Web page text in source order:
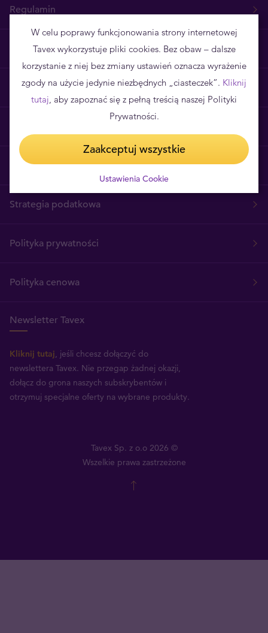
Regulamin
Realizacja zamówień
Poznaj Tavex
Kariera
Strategia podatkowa
Polityka prywatności
Polityka cenowa
Newsletter Tavex
Kliknij tutaj, jeśli chcesz dołączyć do
newslettera Tavex. Nie przegap żadnej okazji,
dołącz do grona naszych subskrybentów i
otrzymuj specjalne oferty na wybrane produkty.
Tavex Sp. z o.o 2026 ©
Wszelkie prawa zastrzeżone
W celu poprawy funkcjonowania strony internetowej
Tavex wykorzystuje pliki cookies. Bez obaw – dalsze
korzystanie z niej bez zmiany ustawień oznacza wyrażenie
zgody na użycie jedynie niezbędnych „ciasteczek”. Kliknij
tutaj, aby zapoznać się z pełną treścią naszej Polityki
Prywatności.
Zaakceptuj wszystkie
Ustawienia Cookie